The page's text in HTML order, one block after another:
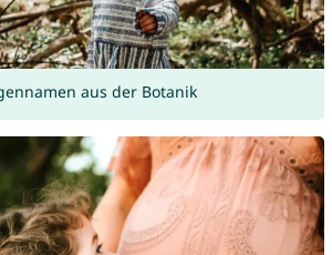
aus der Botanik